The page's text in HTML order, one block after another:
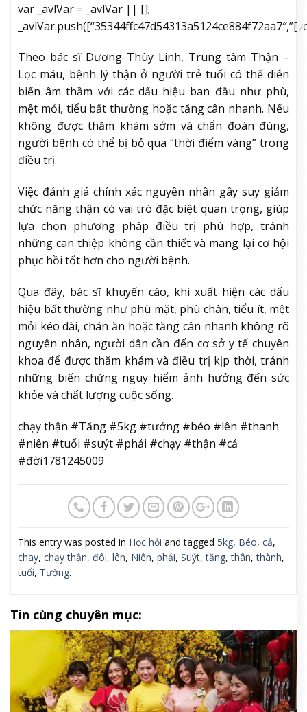
var _avlVar = _avlVar || [];
Theo bác sĩ Dương Thùy Linh, Trung tâm Thận –
Lọc máu, bệnh lý thận ở người trẻ tuổi có thể diễn
biến âm thầm với các dấu hiệu ban đầu như phù,
mệt mỏi, tiểu bất thường hoặc tăng cân nhanh. Nếu
không được thăm khám sớm và chẩn đoán đúng,
người bệnh có thể bị bỏ qua “thời điểm vàng” trong
điều trị.
Việc đánh giá chính xác nguyên nhân gây suy giảm
chức năng thận có vai trò đặc biệt quan trọng, giúp
lựa chọn phương pháp điều trị phù hợp, tránh
những can thiệp không cần thiết và mang lại cơ hội
phục hồi tốt hơn cho người bệnh.
Qua đây, bác sĩ khuyến cáo, khi xuất hiện các dấu
hiệu bất thường như phù mặt, phù chân, tiểu ít, mệt
mỏi kéo dài, chán ăn hoặc tăng cân nhanh không rõ
nguyên nhân, người dân cần đến cơ sở y tế chuyên
khoa để được thăm khám và điều trị kịp thời, tránh
những biến chứng nguy hiểm ảnh hưởng đến sức
khỏe và chất lượng cuộc sống.
chạy thận #Tăng #5kg #tưởng #béo #lên #thanh
#niên #tuổi #suýt #phải #chạy #thận #cả
#đời1781245009
This entry was posted in Học hỏi and tagged 5kg, Béo, cả,
chay, chạy thận, đôi, lên, Niên, phải, Suýt,tăng,thân,thành,
tuổi, Tường.
Tin cùng chuyên mục: